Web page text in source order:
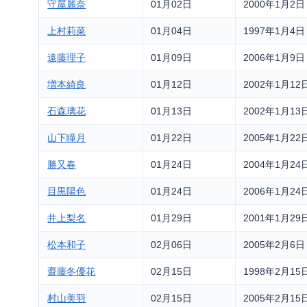
守屋麗奈 01月02日 2000年1月2日
上村莉菜 01月04日 1997年1月4日
遠藤理子 01月09日 2006年1月9日
増本綺良 01月12日 2002年1月12
石森璃花 01月13日 2002年1月13
山下瞳月 01月22日 2005年1月22
勝又春 01月24日 2004年1月24
目黒陽色 01月24日 2006年1月24
井上梨名 01月29日 2001年1月29
松本和子 02月06日 2005年2月6日
齋藤冬優花 02月15日 1998年2月15
村山美羽 02月15日 2005年2月15